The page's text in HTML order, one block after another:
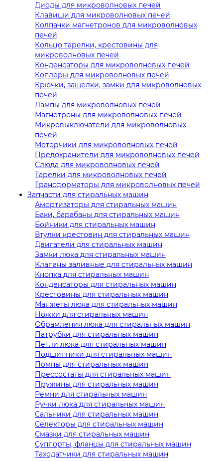
Диоды для микроволновых печей
Клавиши для микроволновых печей
Колпачки магнетронов для микроволновых
печей
Кольцо тарелки, крестовины для
микроволновых печей
Конденсаторы для микроволновых печей
Коплеры для микроволновых печей
Крючки, защелки, замки для микроволновых
печей
Лампы для микроволновых печей
Магнетроны для микроволновых печей
Микровыключатели для микроволновых
печей
Моторчики для микроволновых печей
Предохранители для микроволновых печей
Слюда для микроволновых печей
Тарелки для микроволновых печей
Трансформаторы для микроволновых печей
Запчасти для стиральных машин
Амортизаторы для стиральных машин
Баки, барабаны для стиральных машин
Бойники для стиральных машин
Втулки крестовин для стиральных машин
Двигатели для стиральных машин
Замки люка для стиральных машин
Клапаны заливные для стиральных машин
Кнопка для стиральных машин
Конденсаторы для стиральных машин
Крестовины для стиральных машин
Манжеты люка для стиральных машин
Ножки для стиральных машин
Обрамления люка для стиральных машин
Патрубки для стиральных машин
Петли люка для стиральных машин
Подшипники для стиральных машин
Помпы для стиральных машин
Прессостаты для стиральных машин
Пружины для стиральных машин
Ремни для стиральных машин
Ручки люка для стиральных машин
Сальники для стиральных машин
Селекторы для стиральных машин
Смазки для стиральных машин
Суппорты, фланцы для стиральных машин
Таходатчики для стиральных машин